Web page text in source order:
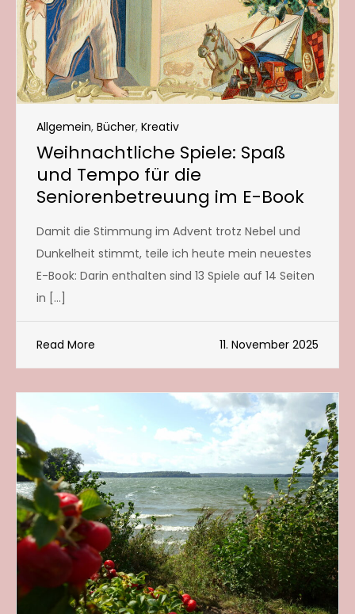
Allgemein, Bücher, Kreativ
Weihnachtliche Spiele: Spaß
und Tempo für die
Seniorenbetreuung im E-Book
Damit die Stimmung im Advent trotz Nebel und
Dunkelheit stimmt, teile ich heute mein neuestes
E-Book: Darin enthalten sind 13 Spiele auf 14 Seiten
in […]
Read More 11. November 2025